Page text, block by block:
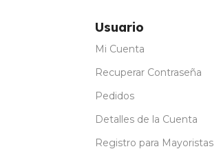
Usuario
Mi Cuenta
Recuperar Contraseña
Pedidos
Detalles de la Cuenta
Registro para Mayoristas